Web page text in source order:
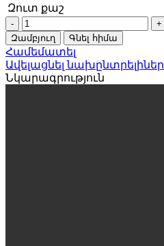
Զուտ քաշ
Կողպեք
կախովի
nora-
m
ЗНВ-700-
63
Զամբյուղ Գնել հիմա
Համեմատել
Ավելացնել նախընտրելիներ
Նկարագրություն